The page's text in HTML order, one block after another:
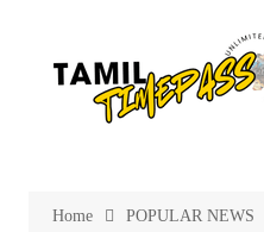
Home
POPULAR NEWS